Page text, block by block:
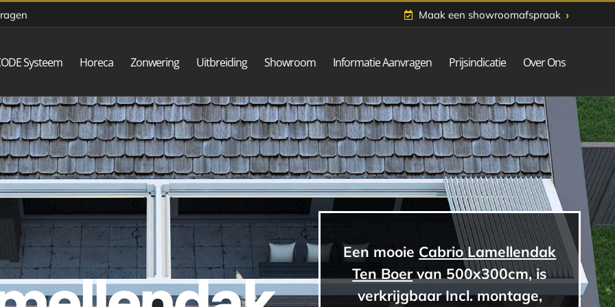
Maak een showroomafspraak ›
Systeem Horeca Zonwering Uitbreiding Showroom Informatie Aanvragen Prijsindicatie Over Ons
Een mooie Cabrio Lamellendak
Ten Boervan 500x300cm, is
verkrijgbaar Incl. montage,